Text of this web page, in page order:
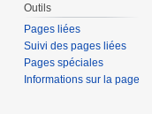
Outils
Pages liées
Suivi des pages liées
Pages spéciales
Informations sur la page